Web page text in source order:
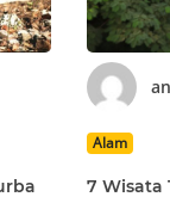
Alam
7 Wisata